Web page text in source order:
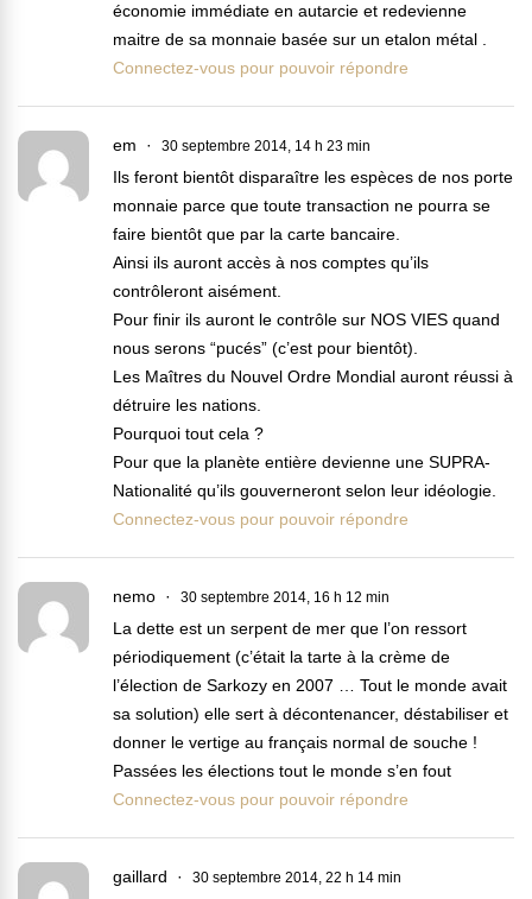
économie immédiate en autarcie et redevienne
maitre de sa monnaie basée sur un etalon métal .
Connectez-vous pour pouvoir répondre
em 30 septembre 2014, 14 h 23 min
Ils feront bientôt disparaître les espèces de nos porte
monnaie parce que toute transaction ne pourra se
faire bientôt que par la carte bancaire.
Ainsi ils auront accès à nos comptes qu’ils
contrôleront aisément.
Pour finir ils auront le contrôle sur NOS VIES quand
nous serons “pucés” (c’est pour bientôt).
Les Maîtres du Nouvel Ordre Mondial auront réussi à
détruire les nations.
Pourquoi tout cela ?
Pour que la planète entière devienne une SUPRA-
Nationalité qu’ils gouverneront selon leur idéologie.
Connectez-vous pour pouvoir répondre
nemo 30 septembre 2014, 16 h 12 min
La dette est un serpent de mer que l’on ressort
périodiquement (c’était la tarte à la crème de
l’élection de Sarkozy en 2007 … Tout le monde avait
sa solution) elle sert à décontenancer, déstabiliser et
donner le vertige au français normal de souche !
Passées les élections tout le monde s’en fout
Connectez-vous pour pouvoir répondre
gaillard 30 septembre 2014, 22 h 14 min